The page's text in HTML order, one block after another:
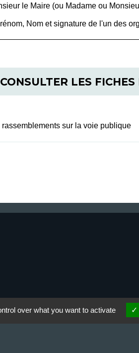
le Maire (ou Madame ou
Nom et signature de l'un des
LES FICHES
sur la voie publique
over what you want to activate